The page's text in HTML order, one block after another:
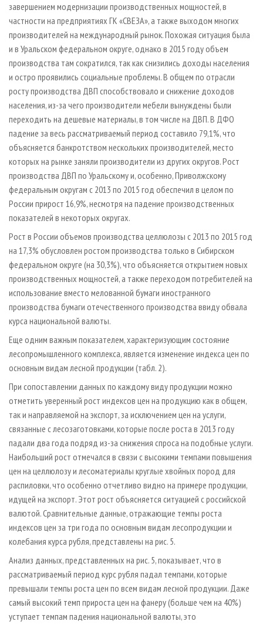
завершением модернизации производственных мощностей, в
частности на предприятиях ГК «СВЕЗА», а также выходом многих
производителей на международный рынок. Похожая ситуация была
и в Уральском федеральном округе, однако в 2015 году объем
производства там сократился, так как снизились доходы населения
и остро проявились социальные проблемы. В общем по отрасли
росту производства ДВП способствовало и снижение доходов
населения, из-за чего производители мебели вынуждены были
переходить на дешевые материалы, в том числе на ДВП. В ДФО
падение за весь рассматриваемый период составило 79,1%, что
объясняется банкротством нескольких производителей, место
которых на рынке заняли производители из других округов. Рост
производства ДВП по Уральскому и, особенно, Приволжскому
федеральным округам с 2013 по 2015 год обеспечил в целом по
России прирост 16,9%, несмотря на падение производственных
показателей в некоторых округах.
Рост в России объемов производства целлюлозы с 2013 по 2015 год
на 17,3% обусловлен ростом производства только в Сибирском
федеральном округе (на 30,3%), что объясняется открытием новых
производственных мощностей, а также переходом потребителей на
использование вместо мелованной бумаги иностранного
производства бумаги отечественного производства ввиду обвала
курса национальной валюты.
Еще одним важным показателем, характеризующим состояние
лесопромышленного комплекса, является изменение индекса цен по
основным видам лесной продукции (табл. 2).
При сопоставлении данных по каждому виду продукции можно
отметить уверенный рост индексов цен на продукцию как в общем,
так и направляемой на экспорт, за исключением цен на услуги,
связанные с лесозаготовками, которые после роста в 2013 году
падали два года подряд из-за снижения спроса на подобные услуги.
Наибольший рост отмечался в связи с высокими темпами повышения
цен на целлюлозу и лесоматериалы круглые хвойных пород для
распиловки, что особенно отчетливо видно на примере продукции,
идущей на экспорт. Этот рост объясняется ситуацией с российской
валютой. Сравнительные данные, отражающие темпы роста
индексов цен за три года по основным видам лесопродукции и
колебания курса рубля, представлены на рис. 5.
Анализ данных, представленных на рис. 5, показывает, что в
рассматриваемый период курс рубля падал темпами, которые
превышали темпы роста цен по всем видам лесной продукции. Даже
самый высокий темп прироста цен на фанеру (больше чем на 40%)
уступает темпам падения национальной валюты, это